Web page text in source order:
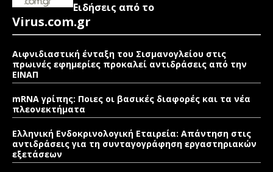
Ειδήσεις από το
Virus.com.gr
Αιφνιδιαστική ένταξη του Σισμανογλείου στις
πρωινές εφημερίες προκαλεί αντιδράσεις από την
ΕΙΝΑΠ
mRNA γρίπης: Ποιες οι βασικές διαφορές και τα νέα
πλεονεκτήματα
Ελληνική Ενδοκρινολογική Εταιρεία: Απάντηση στις
αντιδράσεις για τη συνταγογράφηση εργαστηριακών
εξετάσεων